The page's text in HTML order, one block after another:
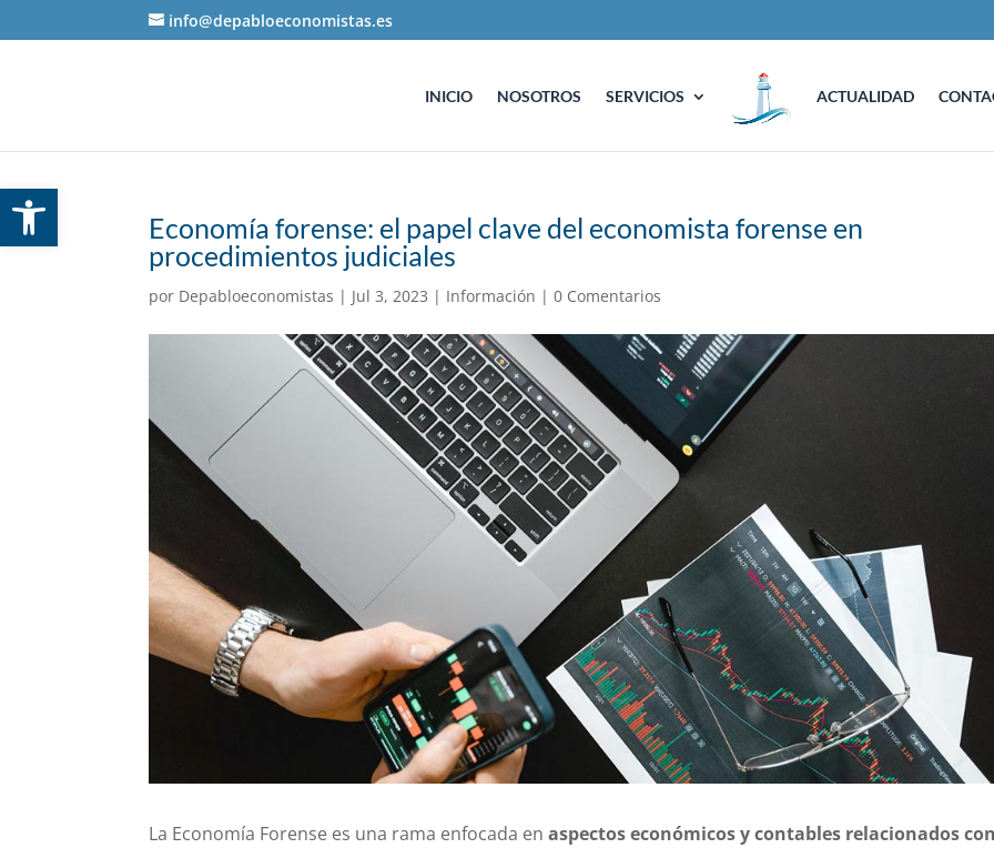
Abrir barra de herramientas
info@depabloeconomistas.es
INICIO NOSOTROS SERVICIOS ACTUALIDAD
Economía forense: el papel clave del economista forense en
procedimientos judiciales
por Depabloeconomistas | Jul 3, 2023 | Información |0 Comentarios
La Economía Forense es una rama enfocada enaspectos económicos y contables relacionados